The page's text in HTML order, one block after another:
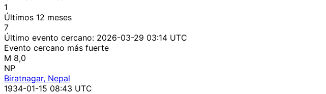
1
Últimos 12 meses
7
Último evento cercano: 2026-03-29 03:14 UTC
Evento cercano más fuerte
M 8,0
NP
Biratnagar, Nepal
1934-01-15 08:43 UTC